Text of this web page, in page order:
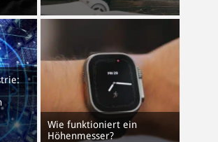
Wie funktioniert ein
Höhenmesser?